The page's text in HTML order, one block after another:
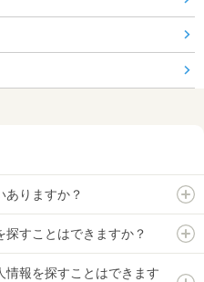
ありますか？
すことはできますか？
情報を探すことはできます